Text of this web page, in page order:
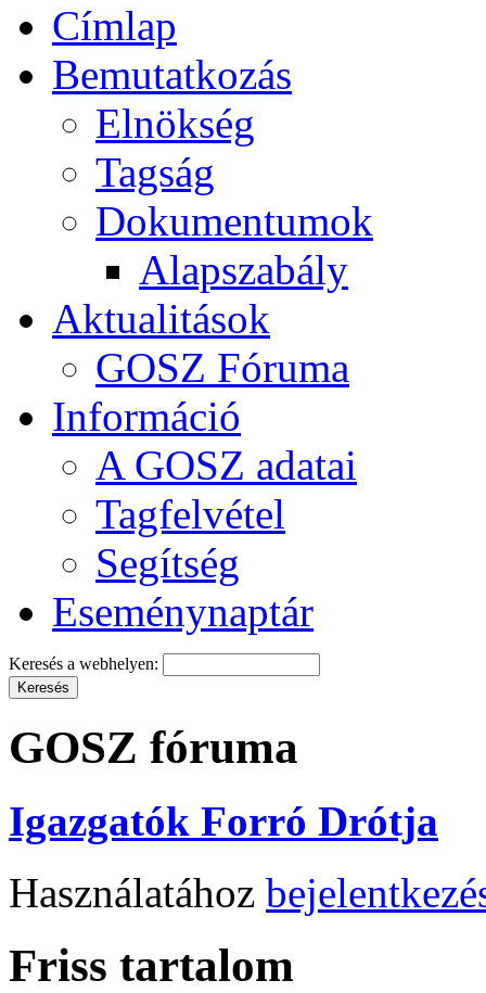
Címlap
Bemutatkozás
Elnökség
Tagság
Dokumentumok
Alapszabály
Aktualitások
GOSZ Fóruma
Információ
A GOSZ adatai
Tagfelvétel
Segítség
Eseménynaptár
Keresés a webhelyen:
GOSZ fóruma
Igazgatók Forró Drótja
Használatához
Friss tartalom